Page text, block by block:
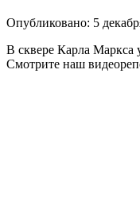
Опубликовано: 5
В сквере Карла Маркса
Смотрите наш